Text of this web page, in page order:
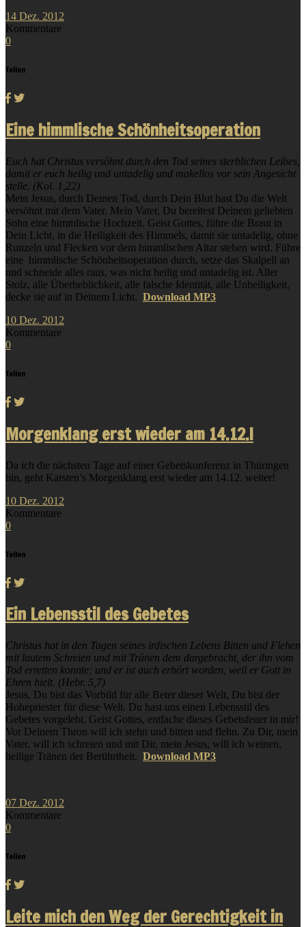
14 Dez. 2012
Kommentare
0
Teilen
Eine himmlische Schönheitsoperation
Euch hat Christus versöhnt durch den Tod seines sterblichen Leibes,
damit er euch heilig und untadelig und makellos vor sein Angesicht
stelle. (Kol. 1,22)
Mein Jesus, durch Deinen Tod, durch Dein Blut hast Du die Welt
versöhnt mit dem Vater. Mein Vater, Du bereitest Deinem geliebten
Sohn eine himmlische Hochzeit. Geist Gottes, führe die Braut in
Dein Licht, in die Heiligkeit des Himmels, damit sie untadelig, ohne
Runzeln und Flecken vor dem himmlischen Altar stehen wird. Führe
eine himmlische Schönheitsoperation durch, setze das Skalpell an
und schneide alles raus, was nicht heilig und untadelig ist. Aller
Stolz, alle Überheblichkeit, alle falsche Identität, alle Unheiligkeit,
decke sie auf in Deinem Licht. Download MP3
10 Dez. 2012
Kommentare
0
Teilen
Morgenklang erst wieder am 14.12.!
Da ich die nächsten Tage auf einer Gebetskonferenz in Thüringen
bin, geht Karsten’s Morgenklang erst wieder am 14.12. weiter!
10 Dez. 2012
Kommentare
0
Teilen
Ein Lebensstil des Gebetes
Christus hat in den Tagen seines irdischen Lebens Bitten und Flehen
mit lautem Schreien und mit Tränen dem dargebracht, der ihn vom
Tod erretten konnte; und er ist auch erhört worden, weil er Gott in
Ehren hielt. (Hebr. 5,7)
Jesus, Du bist das Vorbild für alle Beter dieser Welt, Du bist der
Hohepriester für diese Welt. Du hast uns einen Lebensstil des
Gebetes vorgelebt. Geist Gottes, entfache dieses Gebetsfeuer in mir!
Vor Deinem Thron will ich stehn und bitten und flehn. Zu Dir, mein
Vater, will ich schreien und mit Dir, mein Jesus, will ich weinen,
heilige Tränen der Berührtheit. Download MP3
07 Dez. 2012
Kommentare
0
Teilen
Leite mich den Weg der Gerechtigkeit in